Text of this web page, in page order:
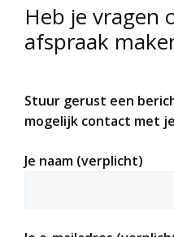
Heb je vragen
afspraak
Stuur gerust een
mogelijk contact met
Je naam (verplicht)